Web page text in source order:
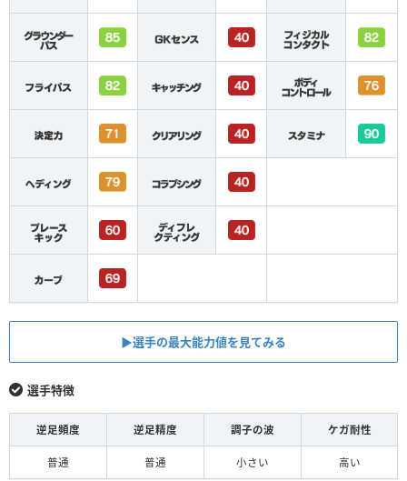
▶︎選手の最大能力値を見てみる
選手特徴
逆足頻度 逆足精度 調子の波 ケガ耐性
普通 普通 小さい 高い